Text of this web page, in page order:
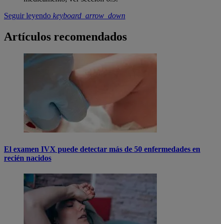
Seguir leyendo keyboard_arrow_down
Artículos recomendados
El examen IVX puede detectar más de 50 enfermedades en
recién nacidos